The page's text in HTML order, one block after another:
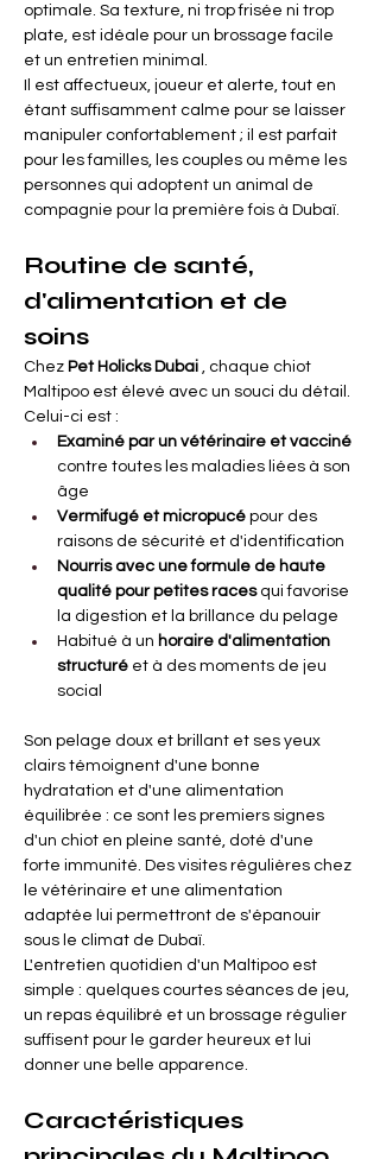
optimale. Sa texture, ni trop frisée ni trop
plate, est idéale pour un brossage facile
et un entretien minimal.
Il est affectueux, joueur et alerte, tout en
étant suffisamment calme pour se laisser
manipuler confortablement ; il est parfait
pour les familles, les couples ou même les
personnes qui adoptent un animal de
compagnie pour la première fois à Dubaï.
Routine de santé,
d'alimentation et de
soins
Chez Pet Holicks Dubai
, chaque chiot
Maltipoo est élevé avec un souci du détail.
Celui-ci est :
Examiné par un vétérinaire et vacciné
contre toutes les maladies liées à son
âge
Vermifugé et micropucé pour des
raisons de sécurité et d'identification
Nourris avec une formule de haute
qualité pour petites races qui favorise
la digestion et la brillance du pelage
Habitué à un horaire d'alimentation
structuré et à des moments de jeu
social
Son pelage doux et brillant et ses yeux
clairs témoignent d'une bonne
hydratation et d'une alimentation
équilibrée : ce sont les premiers signes
d'un chiot en pleine santé, doté d'une
forte immunité. Des visites régulières chez
le vétérinaire et une alimentation
adaptée lui permettront de s'épanouir
sous le climat de Dubaï.
L'entretien quotidien d'un Maltipoo est
simple : quelques courtes séances de jeu,
un repas équilibré et un brossage régulier
suffisent pour le garder heureux et lui
donner une belle apparence.
Caractéristiques